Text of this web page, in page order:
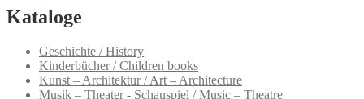
Kataloge
Geschichte / History
Kinderbücher / Children books
Kunst – Architektur / Art – Architecture
Musik – Theater - Schauspiel / Music – Theatre